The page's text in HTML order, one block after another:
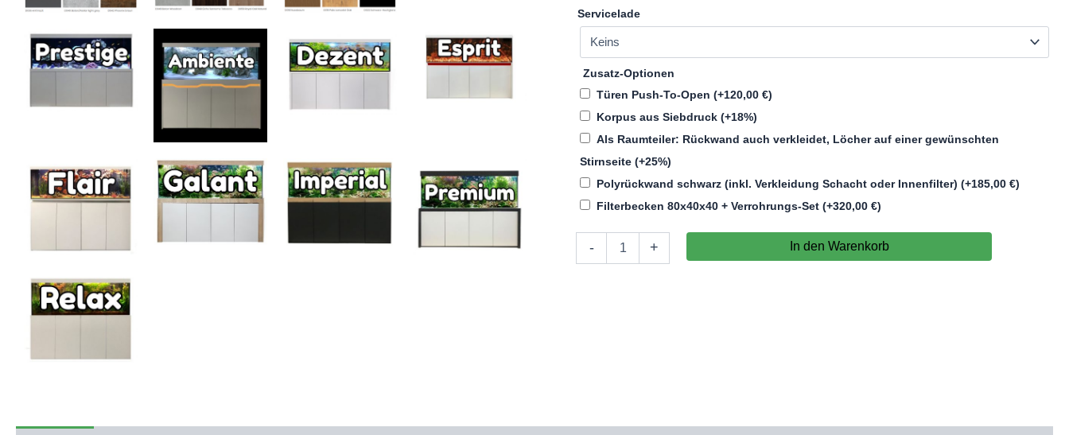
Servicelade
Zusatz-Optionen
Türen Push-To-Open(+120,00€)
Korpus aus Siebdruck(+18%)
Als Raumteiler: Rückwand auch verkleidet, Löcher auf einer gewünschten
Stirnseite(+25%)
Polyrückwand schwarz (inkl. Verkleidung Schacht oder Innenfilter)(+185,00€)
Filterbecken 80x40x40 + Verrohrungs-Set(+320,00€)
-
Individuell
+ In den Warenkorb